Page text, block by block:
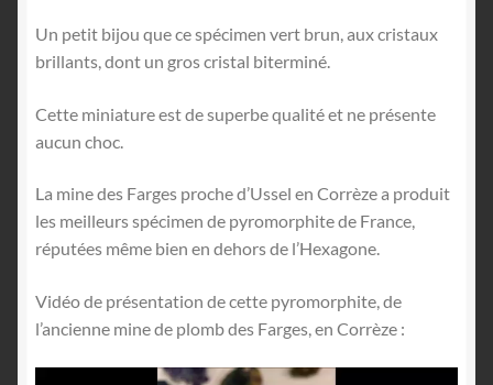
Un petit bijou que ce spécimen vert brun, aux cristaux
brillants, dont un gros cristal biterminé.
Cette miniature est de superbe qualité et ne présente
aucun choc.
La mine des Farges proche d’Ussel en Corrèze a produit
les meilleurs spécimen de pyromorphite de France,
réputées même bien en dehors de l’Hexagone.
Vidéo de présentation de cette pyromorphite, de
l’ancienne mine de plomb des Farges, en Corrèze :